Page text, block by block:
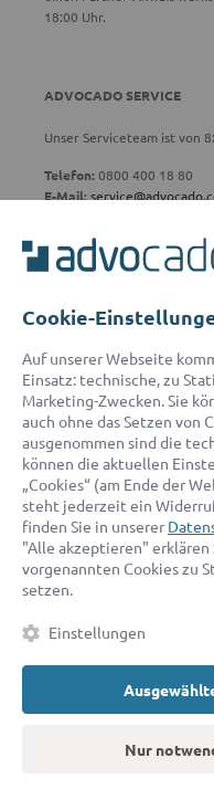
18:00 Uhr.
ADVOCADO SERVICE
Unser Serviceteam ist von
Telefon:0800 400 18 80
E-Mail:
© 2026 advocado - einfach
Cookies
Cookie-
Auf unserer Webseite
Einsatz: technische, zu
Marketing-Zwecken. Sie
auch ohne das Setzen von
ausgenommen sind die
können die aktuellen
„Cookies“ (am Ende der
steht jederzeit ein
finden Sie in unserer
"Alle akzeptieren" erklären
vorgenannten Cookies zu
setzen.
Einstellungen
Nur